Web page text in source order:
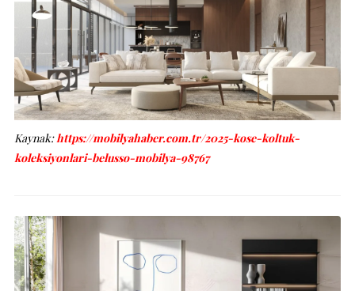
Kaynak:https://mobilyahaber.com.tr/2025-kose-koltuk-
koleksiyonlari-belusso-mobilya-98767